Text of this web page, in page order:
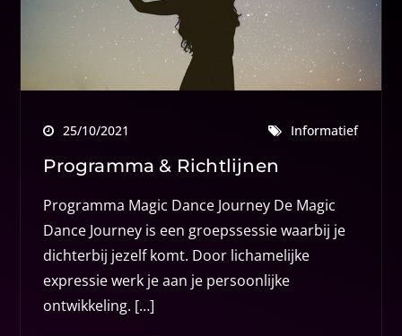
25/10/2021 Informatief
Programma & Richtlijnen
Programma Magic Dance Journey De Magic
Dance Journey is een groepssessie waarbij je
dichterbij jezelf komt. Door lichamelijke
expressie werk je aan je persoonlijke
ontwikkeling. […]